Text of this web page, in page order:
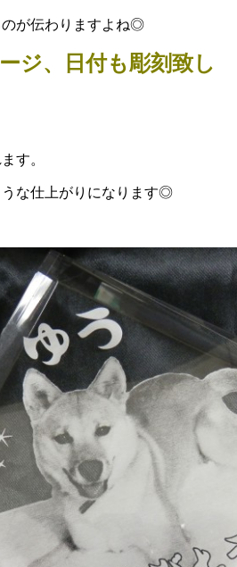
が伝わりますよね◎
ジ、日付も彫刻致し
す。
な仕上がりになります◎